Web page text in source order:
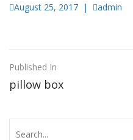
August 25, 2017 | admin
Post
navigation
Published In
pillow box